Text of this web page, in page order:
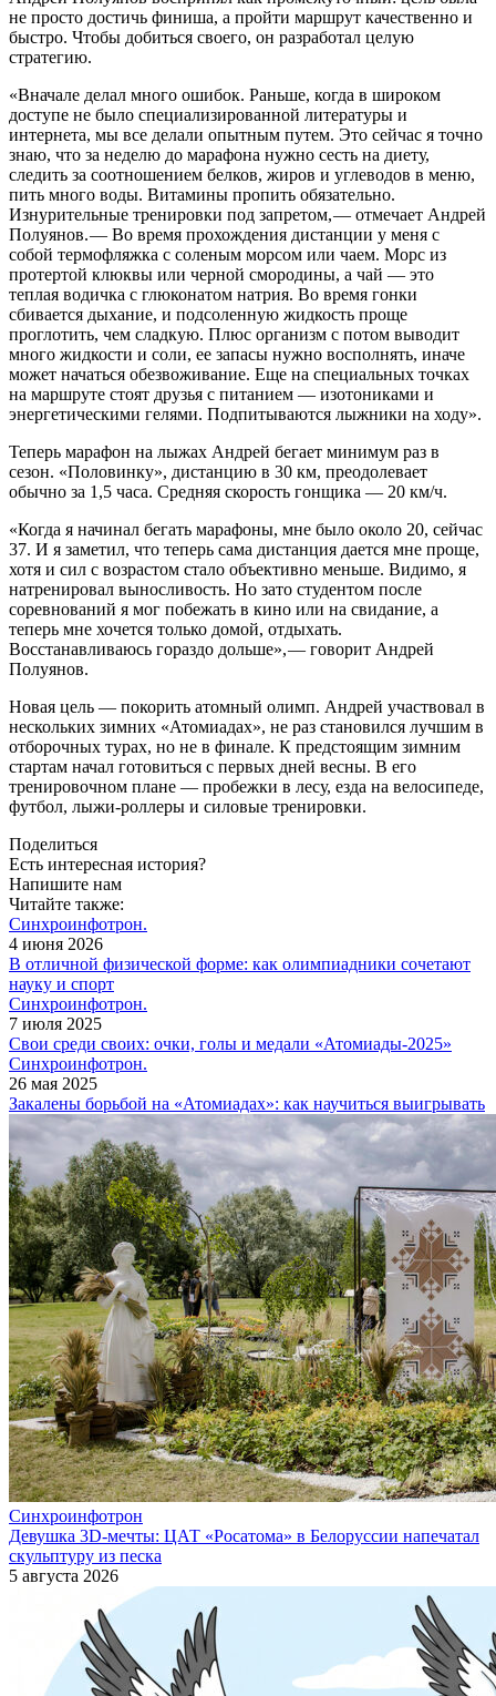
не просто достичь финиша, а пройти маршрут качественно и
быстро. Чтобы добиться своего, он разработал целую
стратегию.
«Вначале делал много ошибок. Раньше, когда в широком
доступе не было специализированной литературы и
интернета, мы все делали опытным путем. Это сейчас я точно
знаю, что за неделю до марафона нужно сесть на диету,
следить за соотношением белков, жиров и углеводов в меню,
пить много воды. Витамины пропить обязательно.
Изнурительные тренировки под запретом, — ​отмечает Андрей
Полуянов. — ​Во время прохождения дистанции у меня с
собой термофляжка с соленым морсом или чаем. Морс из
протертой клюквы или черной смородины, а чай — ​это
теплая водичка с глюконатом натрия. Во время гонки
сбивается дыхание, и подсоленную жидкость проще
проглотить, чем сладкую. Плюс организм с потом выводит
много жидкости и соли, ее запасы нужно восполнять, иначе
может начаться обезвоживание. Еще на специальных точках
на маршруте стоят друзья с питанием — ​изотониками и
энергетическими гелями. Подпитываются лыжники на ходу».
Теперь марафон на лыжах Андрей бегает минимум раз в
сезон. «Половинку», дистанцию в 30 км, преодолевает
обычно за 1,5 часа. Средняя скорость гонщика — ​20 км/ч.
«Когда я начинал бегать марафоны, мне было около 20, сейчас
37. И я заметил, что теперь сама дистанция дается мне проще,
хотя и сил с возрастом стало объективно меньше. Видимо, я
натренировал выносливость. Но зато студентом после
соревнований я мог побежать в кино или на свидание, а
теперь мне хочется только домой, отдыхать.
Восстанавливаюсь гораздо дольше», — ​говорит Андрей
Полуянов.
Новая цель — ​покорить атомный олимп. Андрей участвовал в
нескольких зимних «Атомиадах», не раз становился лучшим в
отборочных турах, но не в финале. К предстоящим зимним
стартам начал готовиться с первых дней весны. В его
тренировочном плане — ​пробежки в лесу, езда на велосипеде,
футбол, лыжи-роллеры и силовые тренировки.
Поделиться
Есть интересная история?
Напишите нам
Читайте также:
Синхроинфотрон.
4 июня 2026
В отличной физической форме: как олимпиадники сочетают
науку и спорт
Синхроинфотрон.
7 июля 2025
Свои среди своих: очки, голы и медали «Атомиады-2025»
Синхроинфотрон.
26 мая 2025
Закалены борьбой на «Атомиадах»: как научиться выигрывать
Синхроинфотрон
Девушка 3D-мечты: ЦАТ «Росатома» в Белоруссии напечатал
скульптуру из песка
5 августа 2026